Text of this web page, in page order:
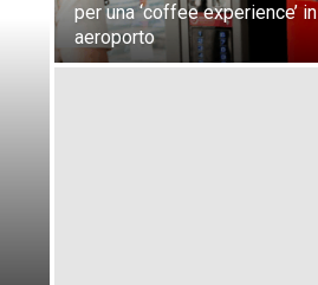
per una ‘coffee experience’ in
aeroporto